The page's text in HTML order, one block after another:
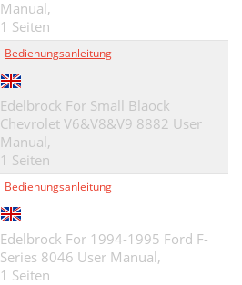
Manual,
1 Seiten
Bedienungsanleitung
Edelbrock For Small Blaock
Chevrolet V6&V8&V9 8882 User
Manual,
1 Seiten
Bedienungsanleitung
Edelbrock For 1994-1995 Ford F-
Series 8046 User Manual,
1 Seiten